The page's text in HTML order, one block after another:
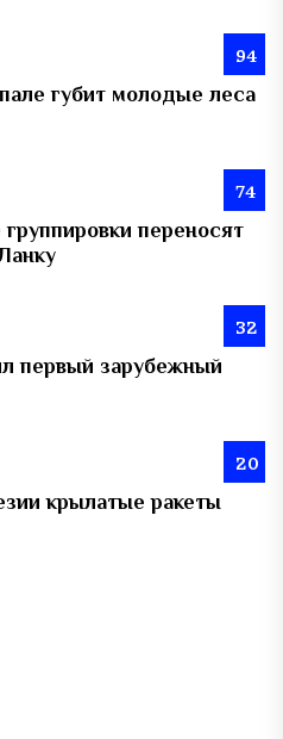
94
губит молодые леса
74
переносят
32
первый зарубежный
20
крылатые ракеты